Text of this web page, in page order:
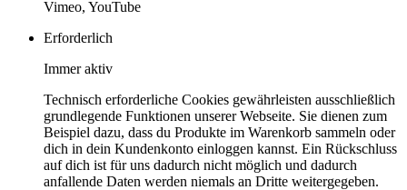
Vimeo, YouTube
Erforderlich
Immer aktiv
Technisch erforderliche Cookies gewährleisten ausschließlich
grundlegende Funktionen unserer Webseite. Sie dienen zum
Beispiel dazu, dass du Produkte im Warenkorb sammeln oder
dich in dein Kundenkonto einloggen kannst. Ein Rückschluss
auf dich ist für uns dadurch nicht möglich und dadurch
anfallende Daten werden niemals an Dritte weitergegeben.